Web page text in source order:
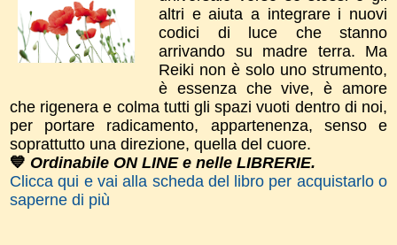
altri e aiuta a integrare i nuovi
codici di luce che stanno
arrivando su madre terra. Ma
Reiki non è solo uno strumento,
è essenza che vive, è amore
che rigenera e colma tutti gli spazi vuoti dentro di noi,
per portare radicamento, appartenenza, senso e
soprattutto una direzione, quella del cuore.
💙 Ordinabile ON LINE e nelle LIBRERIE.
Clicca qui e vai alla scheda del libro per acquistarlo o
saperne di più